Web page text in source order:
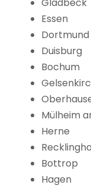
Gladbeck
Essen
Dortmund
Duisburg
Bochum
Mülheim
Herne
Bottrop
Hagen